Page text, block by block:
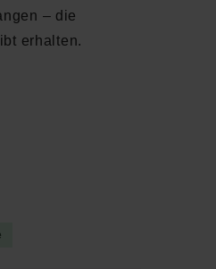
– die
erhalten.